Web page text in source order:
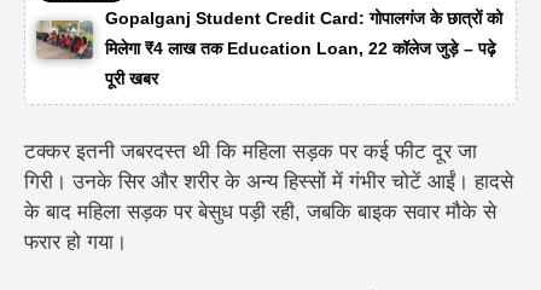
Gopalganj Student Credit Card: गोपालगंज के छात्रों को
मिलेगा ₹4 लाख तक Education Loan, 22 कॉलेज जुड़े – पढ़े
पूरी खबर
टक्कर इतनी जबरदस्त थी कि महिला सड़क पर कई फीट दूर जा
गिरी। उनके सिर और शरीर के अन्य हिस्सों में गंभीर चोटें आईं। हादसे
के बाद महिला सड़क पर बेसुध पड़ी रही, जबकि बाइक सवार मौके से
फरार हो गया।